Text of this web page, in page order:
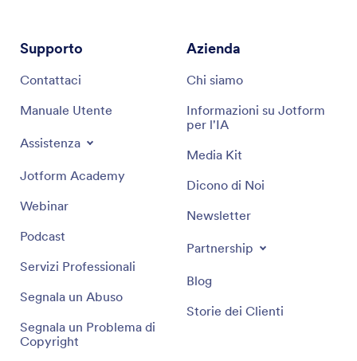
Supporto
Contattaci
Manuale Utente
Assistenza
Jotform Academy
Webinar
Podcast
Servizi Professionali
Segnala un Abuso
Segnala un Problema di
Copyright
Azienda
Chi siamo
Informazioni su Jotform
per l'IA
Media Kit
Dicono di Noi
Newsletter
Partnership
Blog
Storie dei Clienti